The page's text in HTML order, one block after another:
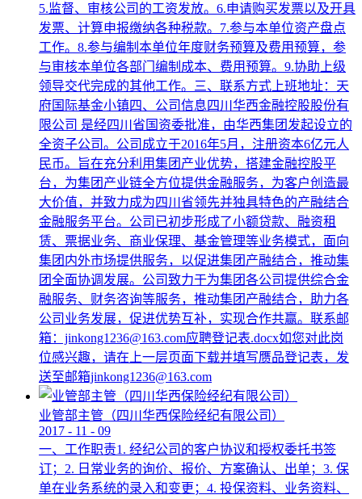
5.监督、审核公司的工资发放。6.申请购买发票以及开具
发票、计算申报缴纳各种税款。7.参与本单位资产盘点
工作。8.参与编制本单位年度财务预算及费用预算，参
与审核本单位各部门编制成本、费用预算。9.协助上级
领导交代完成的其他工作。三、联系方式上班地址：天
府国际基金小镇四、公司信息四川华西金融控股股份有
限公司 是经四川省国资委批准，由华西集团发起设立的
全资子公司。公司成立于2016年5月，注册资本6亿元人
民币。旨在充分利用集团产业优势，搭建金融控股平
台，为集团产业链全方位提供金融服务，为客户创造最
大价值，并致力成为四川省领先并独具特色的产融结合
金融服务平台。公司已初步形成了小额贷款、融资租
赁、票据业务、商业保理、基金管理等业务模式，面向
集团内外市场提供服务，以促进集团产融结合，推动集
团全面协调发展。公司致力于为集团各公司提供综合金
融服务、财务咨询等服务，推动集团产融结合，助力各
公司业务发展，促进优势互补，实现合作共赢。联系邮
箱：jinkong1236@163.com应聘登记表.docx如您对此岗
位感兴趣，请在上一层页面下载并填写赝品登记表，发
送至邮箱jinkong1236@163.com
业管部主管（四川华西保险经纪有限公司）
2017 - 11 - 09
一、工作职责1. 经纪公司的客户协议和授权委托书签
订；2. 日常业务的询价、报价、方案确认、出单；3. 保
单在业务系统的录入和变更；4. 投保资料、业务资料、